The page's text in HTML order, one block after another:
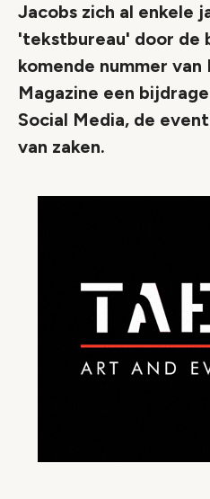
Jacobs zich al enkele
'tekstbureau' door de
komende nummer van
Magazine een
Social Media, de
van zaken.